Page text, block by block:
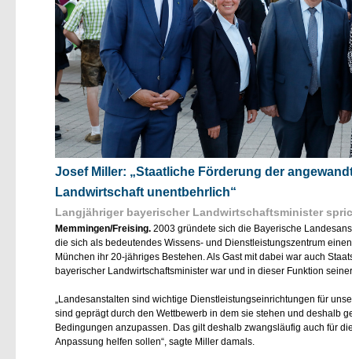
Josef Miller: „Staatliche Förderung der
Landwirtschaft unentbehrlich“
Langjähriger bayerischer Landwirtschaftsminister
Memmingen/Freising. 2003 gründete sich die Bayerische
die sich als bedeutendes Wissens- und Dienstleistungszentrum
München ihr 20-jähriges Bestehen. Als Gast mit dabei war auch
bayerischer Landwirtschaftsminister war und in dieser Funktion
Landesanstalten sind wichtige Dienstleistungseinrichtungen für
sind geprägt durch den Wettbewerb in dem sie stehen und deshalb
Bedingungen anzupassen. Das gilt deshalb zwangsläufig auch für
Anpassung helfen sollen“, sagte Miller damals.